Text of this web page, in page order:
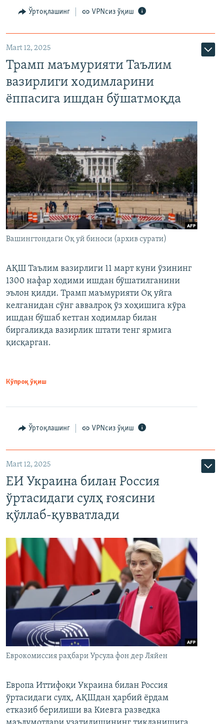
Ўртоқлашинг VPNсиз ўқиш
Mart 12, 2025
Трамп маъмурияти Таълим
вазирлиги ходимларини
ёппасига ишдан бўшатмоқда
Вашингтондаги Оқ уй биноси (архив сурати)
АҚШ Таълим вазирлиги 11 март куни ўзининг
1300 нафар ходими ишдан бўшатилганини
эълон қилди. Трамп маъмурияти Оқ уйга
келганидан сўнг аввалроқ ўз хоҳишига кўра
ишдан бўшаб кетган ходимлар билан
биргаликда вазирлик штати тенг ярмига
қисқарган.
Кўпроқ ўқиш
Ўртоқлашинг VPNсиз ўқиш
Mart 12, 2025
ЕИ Украина билан Россия
ўртасидаги сулҳ ғоясини
қўллаб-қувватлади
Еврокомиссия раҳбари Урсула фон дер Ляйен
Европа Иттифоқи Украина билан Россия
ўртасидаги сулҳ, АҚШдан ҳарбий ёрдам
етказиб берилиши ва Киевга разведка